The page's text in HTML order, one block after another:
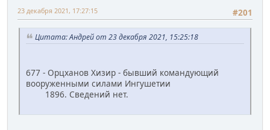
#201
23 декабря 2021, 17:27:15
Цитата: Андрей от 23 декабря 2021, 15:25:18
677 - Орцханов Хизир - бывший командующий
вооруженными силами Ингушетии
1896. Сведений нет.